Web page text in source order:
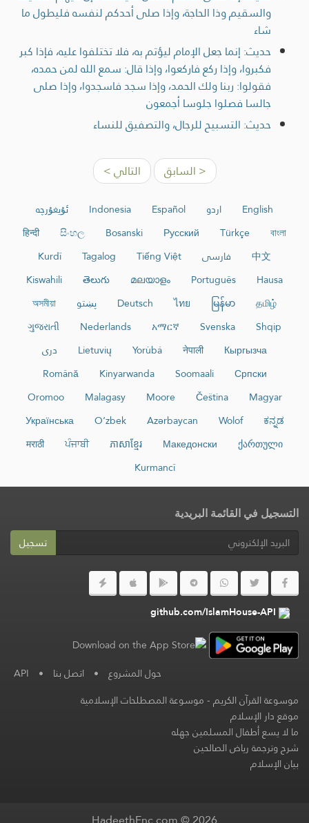
والسقيم وذا الحاجة، وإذا صلى أحدكم لنفسه فليطول ما
شاء
حديث: إنما جعل الإمام ليؤتم به، فلا تختلفوا عليه، فإذا كبر
فكبروا، وإذا ركع فاركعوا، وإذا قال: سمع الله لمن حمده،
فقولوا: ربنا ولك الحمد، وإذا سجد فاسجدوا، وإذا صلى
جالسا فصلوا جلوسا أجمعون
حديث: التسبيح للرجال، والتصفيق للنساء
< السابق التالي >
English اردو Español
Indonesia
ئۇيغۇرچە
বাংলা
Türkçe
Русский
Bosanski
සිංහල
हिन्दी
中文
فارسی Tiếng Việt
Tagalog
Kurdî
Hausa
Português
മലയാളം
తెలుగు
Kiswahili
தமிழ்
မြန်မာ
ไทย
Deutsch پښتو
অসমীয়া
Shqip
Svenska
አማርኛ
Nederlands
ગુજરાતી
Кыргызча
नेपाली
Yorùbá
Lietuvių
دری
Српски
Soomaali
Kinyarwanda
Română
Magyar
Čeština
Moore
Malagasy
Oromoo
ಕನ್ನಡ
Wolof
Azərbaycan
O‘zbek
Українська
ქართული
Македонски
ភាសាខ្មែរ
ਪੰਜਾਬੀ
मराठी
Kurmancî
التسجيل في القائمة البريدية
تسجيل
github.com/IslamHouse-API
حول المشروع • اتصل بنا •
API
موسوعة القرآن الكريم-موسوعة المصطلحات الإسلامية
موقع دار الإسلام
ما لا يسع أطفال المسلمين جهله
شرح وترجمة رياض الصالحين
بيان الإسلام